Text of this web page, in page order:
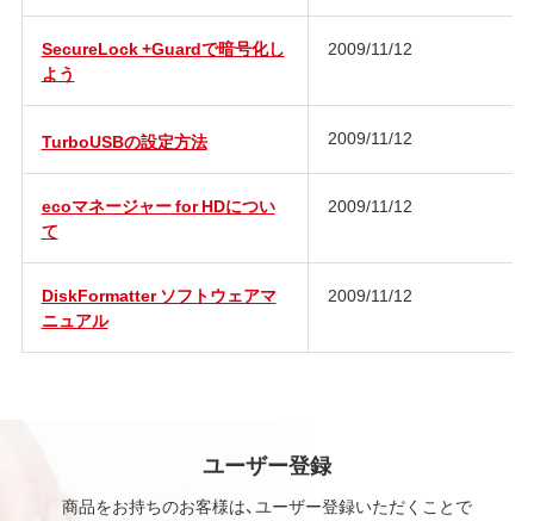
SecureLock +Guardで暗号化し
よう
2009/11/12
TurboUSBの設定方法 2009/11/12
ecoマネージャー for HDについ
て
2009/11/12
DiskFormatter ソフトウェアマ
ニュアル
2009/11/12
ユーザー登録
商品をお持ちのお客様は、ユーザー登録いただくことで